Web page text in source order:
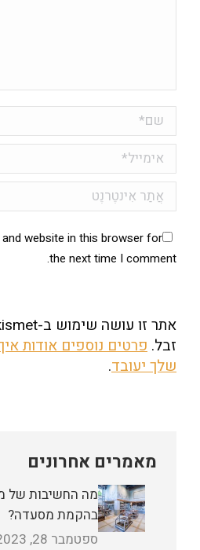
שם *
אימייל *
אֲתַר אִינטֶרנֶט
and website in this browser for
the next time I comment.
זבל. פרטים נוספים אודות
שלך יעובד.
מאמרים אחרונים
מה החשיבות של
בהקמת מסעדה?
ספטמבר 28, 2023